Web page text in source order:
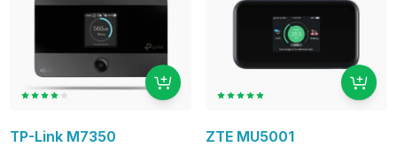
TP-Link M7350 ZTE MU5001